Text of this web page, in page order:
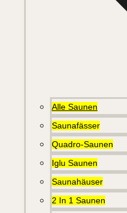
Alle Saunen
Saunafässer
Quadro-Saunen
Iglu Saunen
Saunahäuser
2 In 1 Saunen